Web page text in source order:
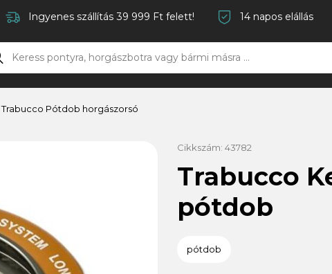
Ingyenes szállítás 39 999 Ft felett! 14 napos elállás
Trabucco Pótdob horgászorsó
Cikkszám: 43782
Trabucco
pótdob
pótdob